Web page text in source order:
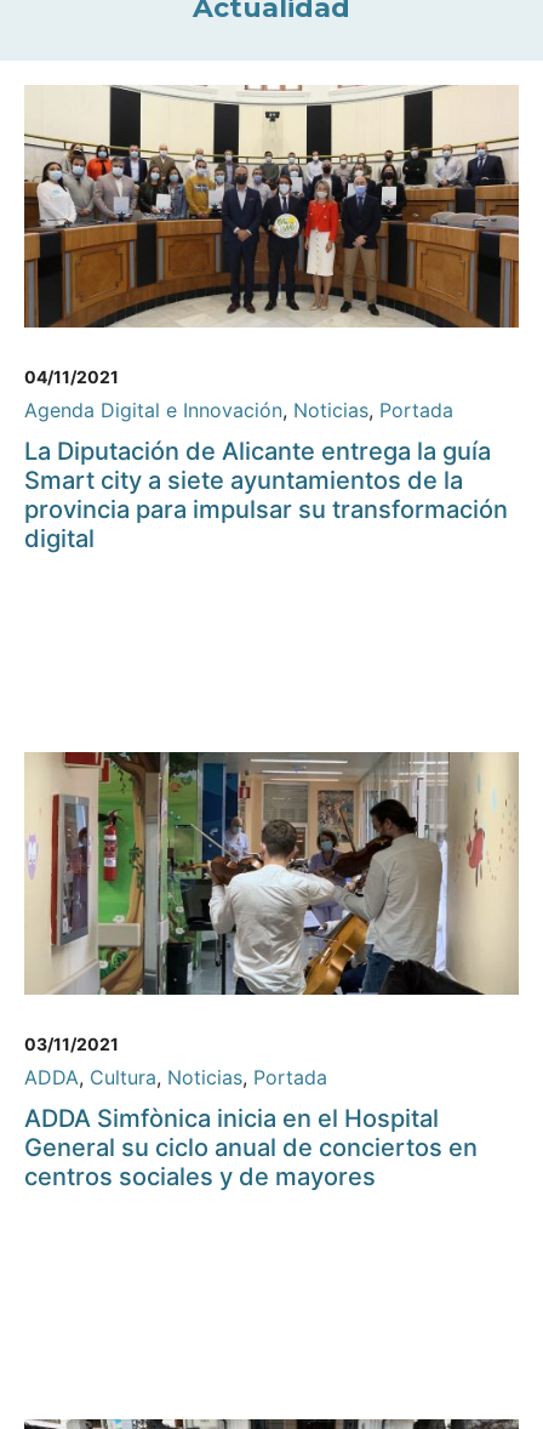
Actualidad
04/11/2021
Agenda Digital e Innovación, Noticias, Portada
La Diputación de Alicante entrega la guía
Smart city a siete ayuntamientos de la
provincia para impulsar su transformación
digital
03/11/2021
ADDA, Cultura, Noticias, Portada
ADDA Simfònica inicia en el Hospital
General su ciclo anual de conciertos en
centros sociales y de mayores